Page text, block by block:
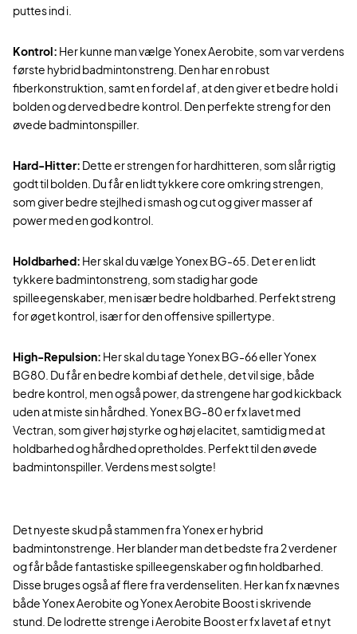
puttes ind i.
Kontrol: Her kunne man vælge Yonex Aerobite, som var verdens
første hybrid badmintonstreng. Den har en robust
fiberkonstruktion, samt en fordel af, at den giver et bedre hold i
bolden og derved bedre kontrol. Den perfekte streng for den
øvede badmintonspiller.
Hard-Hitter: Dette er strengen for hardhitteren, som slår rigtig
godt til bolden. Du får en lidt tykkere core omkring strengen,
som giver bedre stejlhed i smash og cut og giver masser af
power med en god kontrol.
Holdbarhed: Her skal du vælge Yonex BG-65. Det er en lidt
tykkere badmintonstreng, som stadig har gode
spilleegenskaber, men især bedre holdbarhed. Perfekt streng
for øget kontrol, især for den offensive spillertype.
High-Repulsion: Her skal du tage Yonex BG-66 eller Yonex
BG80. Du får en bedre kombi af det hele, det vil sige, både
bedre kontrol, men også power, da strengene har god kickback
uden at miste sin hårdhed. Yonex BG-80 er fx lavet med
Vectran, som giver høj styrke og høj elacitet, samtidig med at
holdbarhed og hårdhed opretholdes. Perfekt til den øvede
badmintonspiller. Verdens mest solgte!
Det nyeste skud på stammen fra Yonex er hybrid
badmintonstrenge. Her blander man det bedste fra 2 verdener
og får både fantastiske spilleegenskaber og fin holdbarhed.
Disse bruges også af flere fra verdenseliten. Her kan fx nævnes
både Yonex Aerobite og Yonex Aerobite Boost i skrivende
stund. De lodrette strenge i Aerobite Boost er fx lavet af et nyt